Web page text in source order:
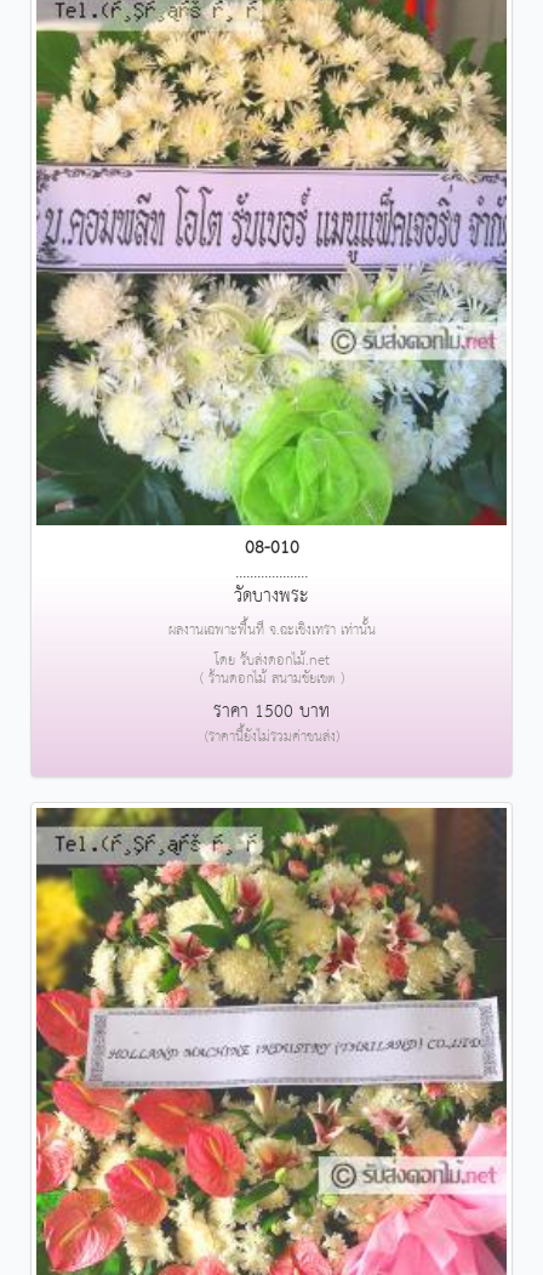
08-010
....................
วัดบางพระ
ผลงานเฉพาะพื้นที่ จ.ฉะเชิงเทรา เท่านั้น
โดย รับส่งดอกไม้.net
( ร้านดอกไม้ สนามชัยเขต )
ราคา 1500 บาท
(ราคานี้ยังไม่รวมค่าขนส่ง)